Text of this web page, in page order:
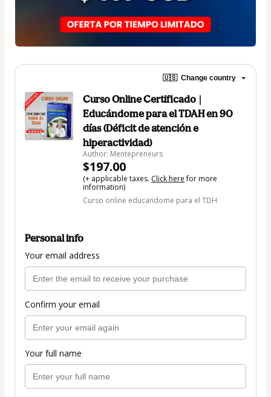
🇺🇸 Change country
Curso Online Certificado |
Educándome para el TDAH en 90
días (Déficit de atención e
hiperactividad)
Author: Mentepreneurs
$197.00
(+ applicable taxes. Click herefor more
information)
Curso online educandome para el TDH
Personal info
Your email address
Confirm your email
Your full name